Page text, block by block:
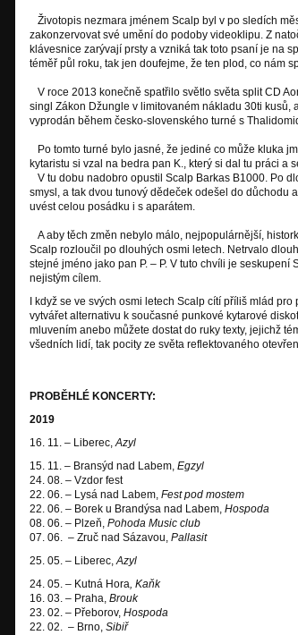
Životopis nezmara jménem Scalp byl v po sledích
zakonzervovat své umění do podoby videoklipu. Z
klávesnice zarývají prsty a vzniká tak toto psaní je na
téměř půl roku, tak jen doufejme, že ten plod, co nám
V roce 2013 konečně spatřilo světlo světa split CD
singl Zákon Džungle v limitovaném nákladu 30ti
vyprodán během česko-slovenského turné s
Po tomto turné bylo jasné, že jediné co může kluka
kytaristu si vzal na bedra pan K., který si dal tu práci
V tu dobu nadobro opustil Scalp Barkas B1000. Po
smysl, a tak dvou tunový dědeček odešel do důchodu
uvést celou posádku i s aparátem.
A aby těch změn nebylo málo, nejpopulárnější,
Scalp rozloučil po dlouhých osmi letech. Netrvalo
stejné jméno jako pan P. – P. V tuto chvíli je
nejistým cílem.
I když se ve svých osmi letech Scalp cítí příliš mlád
vytvářet alternativu k současné punkové kytarové
mluvením anebo můžete dostat do ruky texty, jejichž
všedních lidí, tak pocity ze světa reflektovaného
PROBĚHLÉ KONCERTY:
2019
16. 11. – Liberec,Azyl
15. 11. – Bransýd nad Labem, Egzyl
24. 08. – Vzdor fest
22. 06. – Lysá nad Labem, Fest pod mostem
22. 06. – Borek u Brandýsa nad Labem, Hospoda
08. 06. – Plzeň, Pohoda Music club
07. 06. – Zruč nad Sázavou, Pallasit
25. 05. – Liberec,Azyl
24. 05. – Kutná Hora, Kaňk
16. 03. – Praha, Brouk
23. 02. – Přeborov, Hospoda
22. 02. – Brno, Sibiř